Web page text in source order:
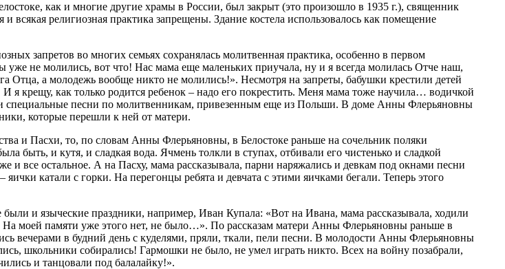
как и многие другие храмы в России, был закрыт (это произошло в 1935 г.), священник
и всякая религиозная практика запрещены. Здание костела использовалось как помещение
запретов во многих семьях сохранялась молитвенная практика, особенно в первом
не молились, вот что! Нас мама еще маленьких приучала, ну и я всегда молилась Отче наш,
Отца, а молодежь вообще никто не молились!». Несмотря на запреты, бабушки крестили детей
я крещу, как только родится ребенок – надо его покрестить. Меня мама тоже научила… водичкой
специальные песни по молитвенникам, привезенным еще из Польши. В доме Анны Флерьяновны
которые перешли к ней от матери.
и Пасхи, то, по словам Анны Флерьяновны, в Белостоке раньше на сочельник поляки
быть, и кутя, и сладкая вода. Ячмень толкли в ступах, отбивали его чистенько и сладкой
и все остальное. А на Пасху, мама рассказывала, парни наряжались и девкам под окнами песни
катали с горки. На перегонцы ребята и девчата с этими яичками бегали. Теперь этого
и языческие праздники, например, Иван Купала: «Вот на Ивана, мама рассказывала, ходили
моей памяти уже этого нет, не было…». По рассказам матери Анны Флерьяновны раньше в
вечерами в будний день с куделями, пряли, ткали, пели песни. В молодости Анны Флерьяновны
школьники собирались! Гармошки не было, не умел играть никто. Всех на войну позабрали,
и танцовали под балалайку!».